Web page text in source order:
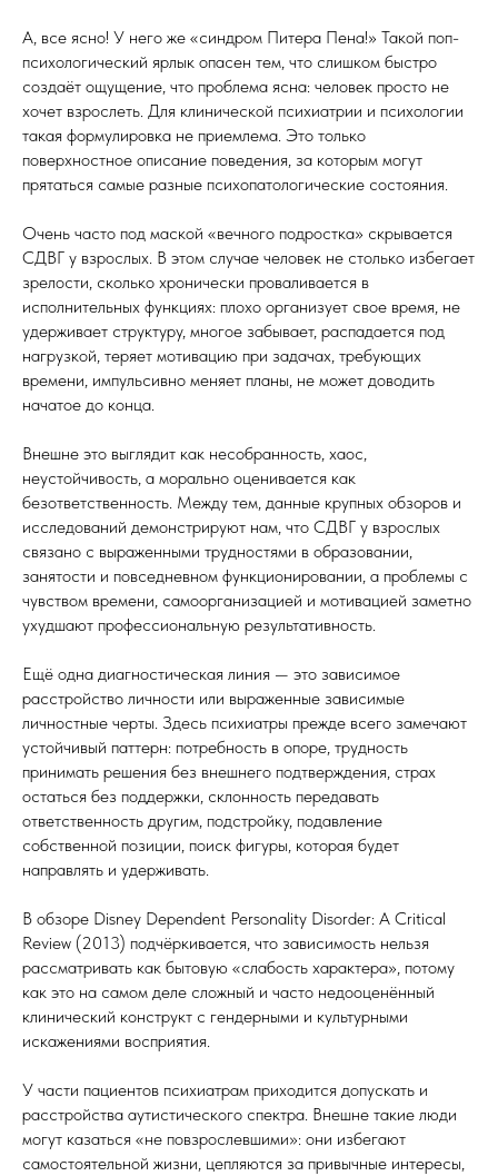
А, все ясно! У него же «синдром Питера Пена!» Такой поп-
психологический ярлык опасен тем, что слишком быстро
создаёт ощущение, что проблема ясна: человек просто не
хочет взрослеть. Для клинической психиатрии и психологии
такая формулировка не приемлема. Это только
поверхностное описание поведения, за которым могут
прятаться самые разные психопатологические состояния.
Очень часто под маской «вечного подростка» скрывается
СДВГ у взрослых. В этом случае человек не столько избегает
зрелости, сколько хронически проваливается в
исполнительных функциях: плохо организует свое время, не
удерживает структуру, многое забывает, распадается под
нагрузкой, теряет мотивацию при задачах, требующих
времени, импульсивно меняет планы, не может доводить
начатое до конца.
Внешне это выглядит как несобранность, хаос,
неустойчивость, а морально оценивается как
безответственность. Между тем, данные крупных обзоров и
исследований демонстрируют нам, что СДВГ у взрослых
связано с выраженными трудностями в образовании,
занятости и повседневном функционировании, а проблемы с
чувством времени, самоорганизацией и мотивацией заметно
ухудшают профессиональную результативность.
Ещё одна диагностическая линия — это зависимое
расстройство личности или выраженные зависимые
личностные черты. Здесь психиатры прежде всего замечают
устойчивый паттерн: потребность в опоре, трудность
принимать решения без внешнего подтверждения, страх
остаться без поддержки, склонность передавать
ответственность другим, подстройку, подавление
собственной позиции, поиск фигуры, которая будет
направлять и удерживать.
В обзоре Disney Dependent Personality Disorder: A Critical
Review (2013) подчёркивается, что зависимость нельзя
рассматривать как бытовую «слабость характера», потому
как это на самом деле сложный и часто недооценённый
клинический конструкт с гендерными и культурными
искажениями восприятия.
У части пациентов психиатрам приходится допускать и
расстройства аутистического спектра. Внешне такие люди
могут казаться «не повзрослевшими»: они избегают
самостоятельной жизни, цепляются за привычные интересы,